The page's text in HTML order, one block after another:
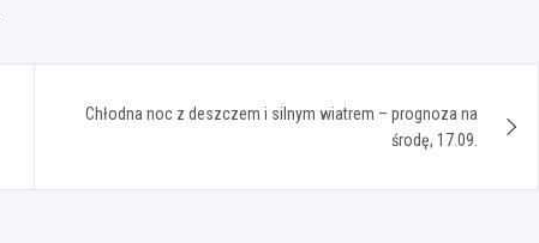
Chłodna noc z deszczem i silnym wiatrem – prognoza na
środę, 17.09.